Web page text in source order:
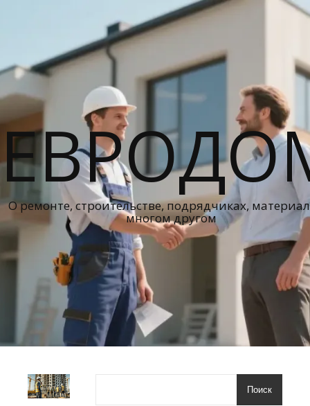
О ремонте, строительстве, подрядчиках,
многом другом
Поиск